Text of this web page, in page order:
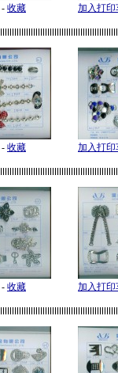
- 收藏 加入打印
- 收藏 加入打印
- 收藏 加入打印